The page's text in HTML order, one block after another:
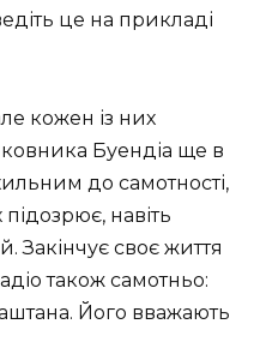
це на прикладі
кожен із них
Буендіа ще в
до самотності,
підозрює, навіть
Закінчує своє життя
також самотньо:
Його вважають